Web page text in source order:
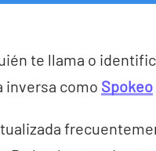
te llama o
inversa como Spokeo